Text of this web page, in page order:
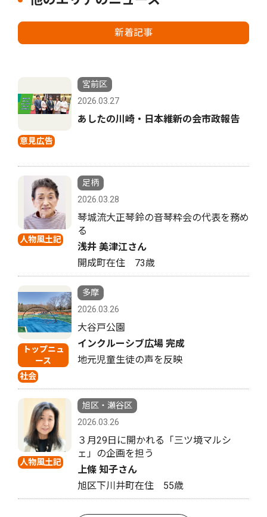
新着記事
意見広告
宮前区
2026.03.27
あしたの川崎・日本維新の会市政報告
人物風土記
足柄
2026.03.28
琴城流大正琴鈴の音琴粋会の代表を務め
る
浅井 美津江さん
開成町在住 73歳
トップニュ
ース
社会
多摩
2026.03.26
大谷戸公園
インクルーシブ広場 完成
地元児童生徒の声を反映
人物風土記
旭区・瀬谷区
2026.03.26
３月29日に開かれる「三ツ境マルシ
ェ」の企画を担う
上條 知子さん
旭区下川井町在住 55歳